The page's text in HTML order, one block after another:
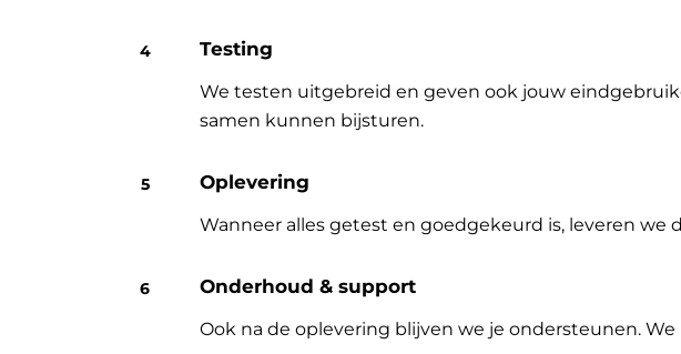
Testing
We testen uitgebreid en geven ook jouw
samen kunnen bijsturen.
Oplevering
Wanneer alles getest en goedgekeurd is, leveren
Onderhoud & support
Ook na de oplevering blijven we je ondersteunen.